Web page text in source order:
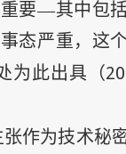
要—其中包
态严重，这
为此出具（
作为技术秘